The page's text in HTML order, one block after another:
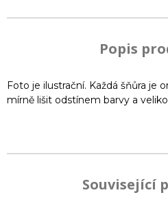
Popis
Foto je ilustrační. Každá šňůra je
mírně lišit odstínem barvy a
Související